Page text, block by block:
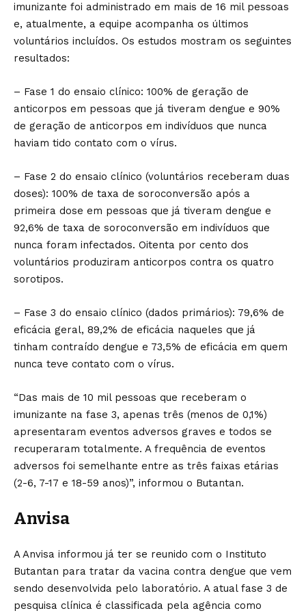
imunizante foi administrado em mais de 16 mil pessoas
e, atualmente, a equipe acompanha os últimos
voluntários incluídos. Os estudos mostram os seguintes
resultados:
– Fase 1 do ensaio clínico: 100% de geração de
anticorpos em pessoas que já tiveram dengue e 90%
de geração de anticorpos em indivíduos que nunca
haviam tido contato com o vírus.
– Fase 2 do ensaio clínico (voluntários receberam duas
doses): 100% de taxa de soroconversão após a
primeira dose em pessoas que já tiveram dengue e
92,6% de taxa de soroconversão em indivíduos que
nunca foram infectados. Oitenta por cento dos
voluntários produziram anticorpos contra os quatro
sorotipos.
– Fase 3 do ensaio clínico (dados primários): 79,6% de
eficácia geral, 89,2% de eficácia naqueles que já
tinham contraído dengue e 73,5% de eficácia em quem
nunca teve contato com o vírus.
“Das mais de 10 mil pessoas que receberam o
imunizante na fase 3, apenas três (menos de 0,1%)
apresentaram eventos adversos graves e todos se
recuperaram totalmente. A frequência de eventos
adversos foi semelhante entre as três faixas etárias
(2-6, 7-17 e 18-59 anos)”, informou o Butantan.
Anvisa
A Anvisa informou já ter se reunido com o Instituto
Butantan para tratar da vacina contra dengue que vem
sendo desenvolvida pelo laboratório. A atual fase 3 de
pesquisa clínica é classificada pela agência como